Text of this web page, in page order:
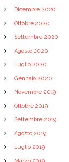
Dicembre 2020
Ottobre 2020
Settembre 2020
Agosto 2020
Luglio 2020
Gennaio 2020
Novembre 2019
Ottobre 2019
Settembre 2019
Agosto 2019
Luglio 2019